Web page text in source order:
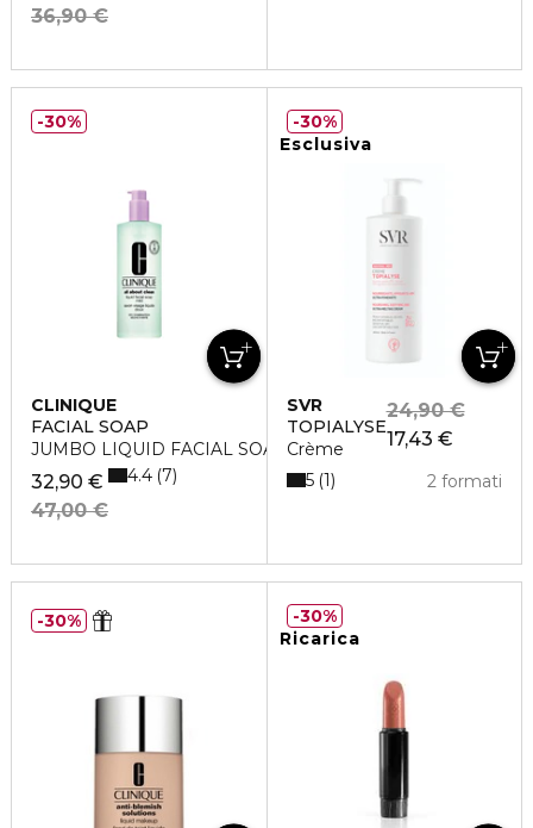
36,90 €
CLINIQUE
FACIAL SOAP
JUMBO LIQUID FACIAL SOAP (TIPO I/II ) 40
32,90 €
47,00 €
4.4 7
30%
Esclusiva
SVR
TOPIALYSE
Crème
17,43 €
24,90 €
2 formati
5 1
30%
30%
Ricarica
30%